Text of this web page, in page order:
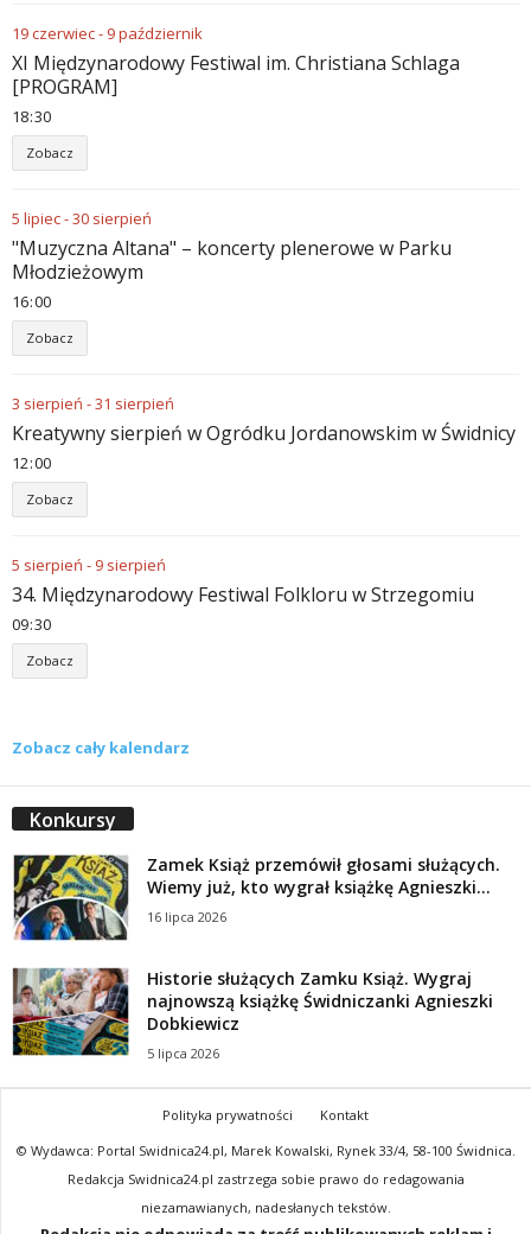
19czerwiec- 9październik
XI Międzynarodowy Festiwal im. Christiana Schlaga
[PROGRAM]
18 30
Zobacz
5 lipiec-30 sierpień
"Muzyczna Altana" – koncerty plenerowe w Parku
Młodzieżowym
16 00
Zobacz
3 sierpień -31 sierpień
Kreatywny sierpień w Ogródku Jordanowskim w Świdnicy
12 00
Zobacz
5 sierpień - 9 sierpień
34. Międzynarodowy Festiwal Folkloru w Strzegomiu
09 30
Zobacz
Zobacz cały kalendarz
Konkursy
Zamek Książ przemówił głosami służących.
Wiemy już, kto wygrał książkę Agnieszki...
16 lipca 2026
Historie służących Zamku Książ. Wygraj
najnowszą książkę Świdniczanki Agnieszki
Dobkiewicz
5 lipca 2026
Polityka prywatności
Kontakt
© Wydawca: Portal Swidnica24.pl, Marek Kowalski, Rynek 33/4, 58-100 Świdnica.
Redakcja Swidnica24.pl zastrzega sobie prawo do redagowania
niezamawianych, nadesłanych tekstów.